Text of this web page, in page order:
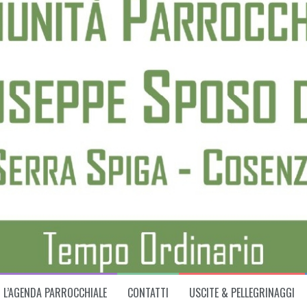
L’AGENDA PARROCCHIALE CONTATTI USCITE & PELLEGRINAGGI